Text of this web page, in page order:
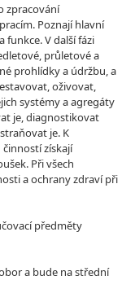
zpracování
Poznají hlavní
funkce. V další fázi
průletové a
prohlídky a údržbu, a
oživovat,
systémy a agregáty
je, diagnostikovat
je. K
získají
Při všech
a ochrany zdraví při
předměty
a bude na střední